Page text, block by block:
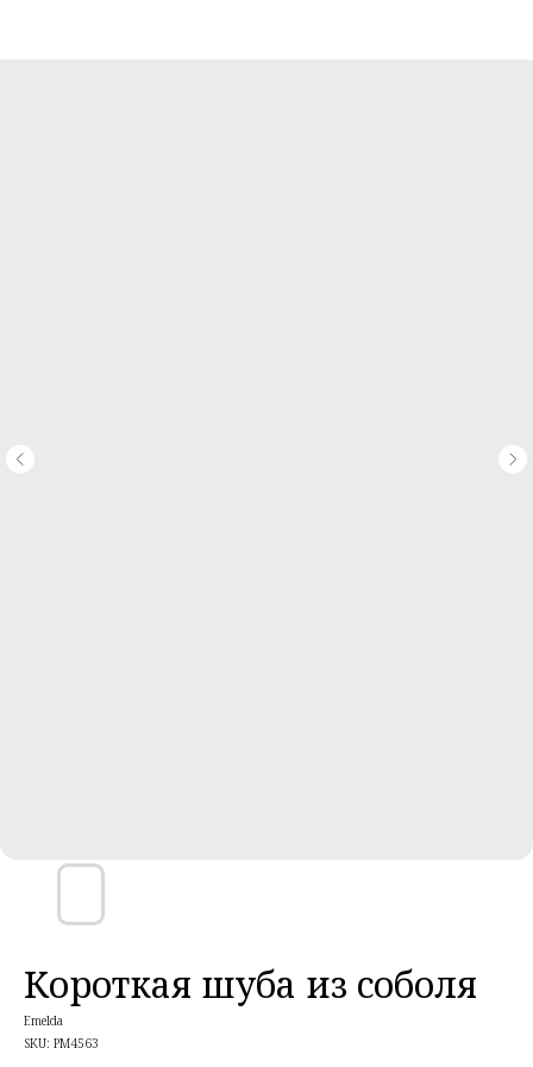
Короткая шуба из соболя
Emelda
SKU: PM4563